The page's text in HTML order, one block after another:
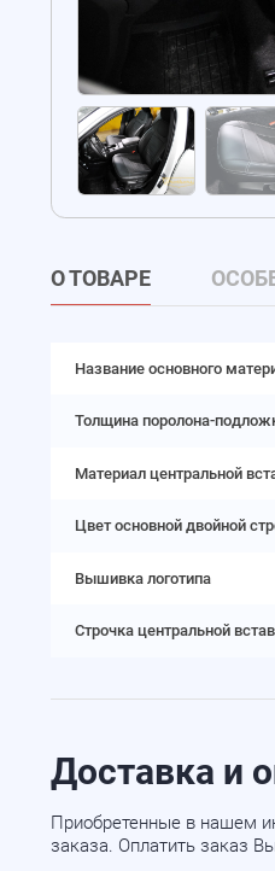
О ТОВАРЕ
Название основного
Толщина поролона-
Материал центральной
Цвет основной двойной
Вышивка логотипа
Строчка центральной
Доставка и
Приобретенные в нашем
заказа. Оплатить заказ